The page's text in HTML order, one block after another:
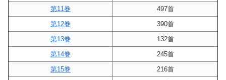
第11巻
497首
第12巻
390首
第13巻
132首
第14巻
245首
第15巻
216首